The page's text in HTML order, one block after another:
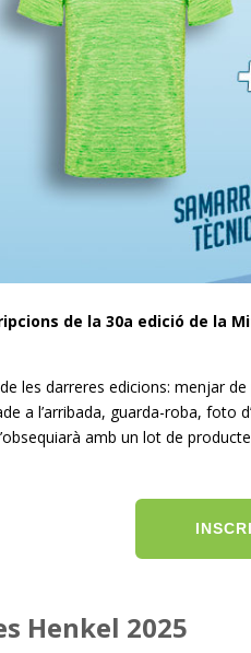
de la 30a edició de la
les darreres edicions: menjar
a l’arribada, guarda-roba, foto
amb un lot de
Henkel 2025